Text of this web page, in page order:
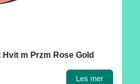
m Przm Rose Gold
Les mer